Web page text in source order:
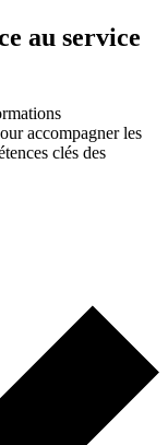
au service
accompagner les
clés des